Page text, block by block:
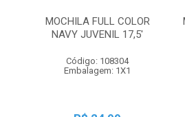
MOCHILA FULL COLOR
NAVY JUVENIL 17,5'
Código: 108304
Embalagem: 1X1